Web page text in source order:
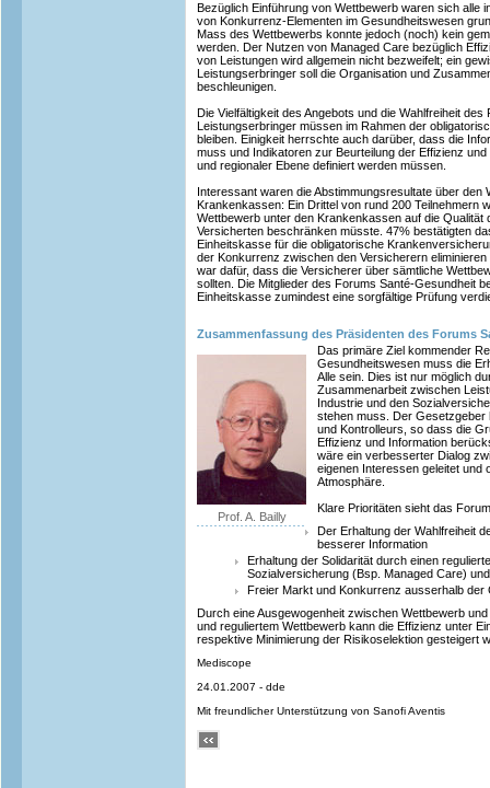
Bezüglich Einführung von Wettbewerb waren sich alle
von Konkurrenz-Elementen im Gesundheitswesen
Mass des Wettbewerbs konnte jedoch (noch) kein
werden. Der Nutzen von Managed Care bezüglich
von Leistungen wird allgemein nicht bezweifelt; ein
Leistungserbringer soll die Organisation und
beschleunigen.
Die Vielfältigkeit des Angebots und die Wahlfreiheit des
Leistungserbringer müssen im Rahmen der
bleiben. Einigkeit herrschte auch darüber, dass die
muss und Indikatoren zur Beurteilung der Effizienz
und regionaler Ebene definiert werden müssen.
Interessant waren die Abstimmungsresultate über den
Krankenkassen: Ein Drittel von rund 200 Teilnehmern
Wettbewerb unter den Krankenkassen auf die Qualität
Versicherten beschränken müsste. 47% bestätigten
Einheitskasse für die obligatorische
der Konkurrenz zwischen den Versicherern
war dafür, dass die Versicherer über sämtliche
sollten. Die Mitglieder des Forums Santé-Gesundheit
Einheitskasse zumindest eine sorgfältige Prüfung
Zusammenfassung des Präsidenten des Forums
Prof. A. Bailly
Das primäre Ziel kommender
Gesundheitswesen muss die
Alle sein. Dies ist nur möglich
Zusammenarbeit zwischen
Industrie und den
stehen muss. Der Gesetzgeber
und Kontrolleurs, so dass die
Effizienz und Information
wäre ein verbesserter Dialog
eigenen Interessen geleitet und
Atmosphäre.
Klare Prioritäten sieht das
Der Erhaltung der Wahlfreiheit
besserer Information
Erhaltung der Solidarität durch einen
Sozialversicherung (Bsp. Managed Care)
Freier Markt und Konkurrenz ausserhalb der
Durch eine Ausgewogenheit zwischen Wettbewerb
und reguliertem Wettbewerb kann die Effizienz unter
respektive Minimierung der Risikoselektion gesteigert
Mediscope
24.01.2007 - dde
Mit freundlicher Unterstützung von Sanofi Aventis